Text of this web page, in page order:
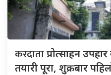
करदाताप्रोत्साहन
तयारी पूरा, शुक्रबार